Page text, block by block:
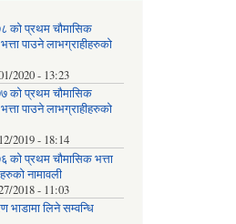
को प्रथम चौमासिक
पाउने लाभग्राहीहरुको
2020 - 13:23
को प्रथम चौमासिक
पाउने लाभग्राहीहरुको
2019 - 18:14
प्रथम चौमासिक भत्ता
नामावली
2018 - 11:03
भाडामा लिने सम्वन्धि